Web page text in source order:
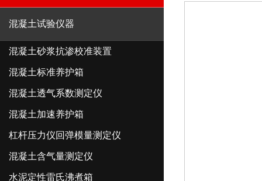
混凝土试验仪器
混凝土砂浆抗渗校准装置
混凝土标准养护箱
混凝土透气系数测定仪
混凝土加速养护箱
杠杆压力仪回弹模量测定仪
混凝土含气量测定仪
水泥定性雷氏沸煮箱